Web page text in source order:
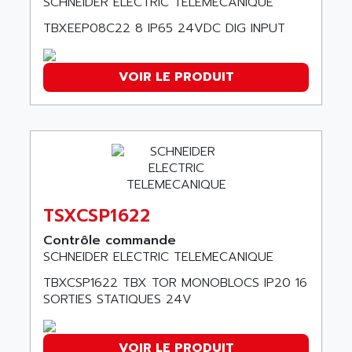
SMC 600
SMC50 / SMC600
SMC25 et SMC35
SMC25
PB200
TSX COMPACT
984 SERIE
SIMODRIVE
TSX21
AC AUTOMATION
AC SMARTMOTION
ACB
ACBEL
ACCU
ACCUCELL
ACCU-SORT SYSTEMS
ACCUTRONICS
ACEDIS
TBXEEP08C22 8 IP65 24VDC DIG INPUT
VOIR LE PRODUIT
TSXCSP1622
Contrôle commande
SCHNEIDER ELECTRIC TELEMECANIQUE
TBXCSP1622 TBX TOR MONOBLOCS IP20 16
SORTIES STATIQUES 24V
VOIR LE PRODUIT